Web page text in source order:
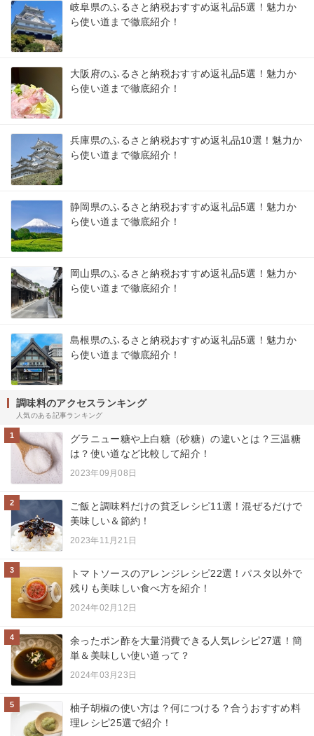
岐阜県のふるさと納税おすすめ返礼品5選！魅力か
ら使い道まで徹底紹介！
大阪府のふるさと納税おすすめ返礼品5選！魅力か
ら使い道まで徹底紹介！
兵庫県のふるさと納税おすすめ返礼品10選！魅力か
ら使い道まで徹底紹介！
静岡県のふるさと納税おすすめ返礼品5選！魅力か
ら使い道まで徹底紹介！
岡山県のふるさと納税おすすめ返礼品5選！魅力か
ら使い道まで徹底紹介！
島根県のふるさと納税おすすめ返礼品5選！魅力か
ら使い道まで徹底紹介！
調味料のアクセスランキング
人気のある記事ランキング
1
グラニュー糖や上白糖（砂糖）の違いとは？三温糖
は？使い道など比較して紹介！
2023年09月08日
2
ご飯と調味料だけの貧乏レシピ11選！混ぜるだけで
美味しい＆節約！
2023年11月21日
3
トマトソースのアレンジレシピ22選！パスタ以外で
残りも美味しい食べ方を紹介！
2024年02月12日
4
余ったポン酢を大量消費できる人気レシピ27選！簡
単＆美味しい使い道って？
2024年03月23日
5
柚子胡椒の使い方は？何につける？合うおすすめ料
理レシピ25選で紹介！